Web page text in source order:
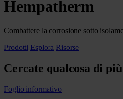
Hempatherm
Combattere la corrosione sotto
Prodotti Esplora Risorse
Cercate qualcosa di
Foglio informativo